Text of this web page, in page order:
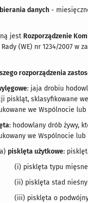
danych -
jest Rozporządzenie
Rady (WE) nr 1234/2007
rozporządzenia
: jaja drobiu
piskląt, sklasyfikowane
we Wspólnocie
: hodowlany drób żywy,
we Wspólnocie
a) pisklęta użytkowe:
(i) pisklęta typu
(ii) pisklęta stad
(iii) pisklęta o